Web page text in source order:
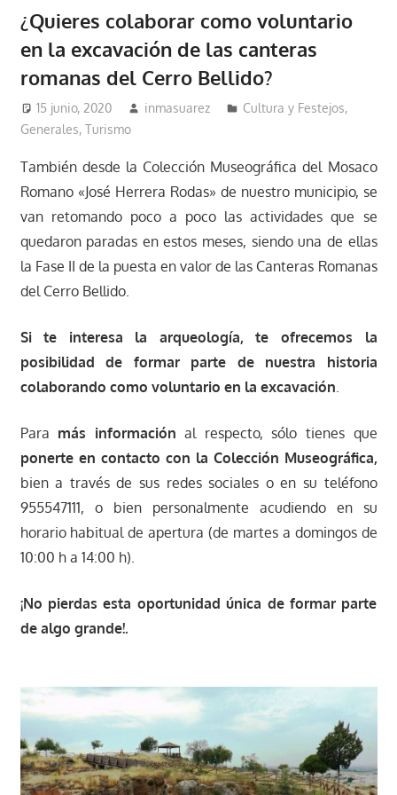
¿Quieres colaborar como voluntario
en la excavación de las canteras
romanas del Cerro Bellido?
15 junio, 2020 inmasuarez Cultura y Festejos,
Generales, Turismo
También desde la Colección Museográfica del Mosaco
Romano «José Herrera Rodas» de nuestro municipio, se
van retomando poco a poco las actividades que se
quedaron paradas en estos meses, siendo una de ellas
la Fase II de la puesta en valor de las Canteras Romanas
del Cerro Bellido.
Si te interesa la arqueología, te ofrecemos la
posibilidad de formar parte de nuestra historia
colaborando como voluntario en la excavación.
Para más información al respecto, sólo tienes que
ponerte en contacto con la Colección Museográfica,
bien a través de sus redes sociales o en su teléfono
955547111, o bien personalmente acudiendo en su
horario habitual de apertura (de martes a domingos de
10:00 h a 14:00 h).
¡No pierdas esta oportunidad única de formar parte
de algo grande!.